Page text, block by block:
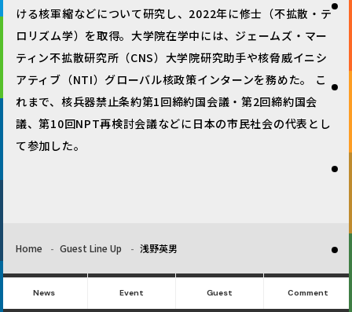
ける核軍縮などについて研究し、2022年に修士（不拡散・テ
ロリズム学）を取得。大学院在学中には、ジェームズ・マー
ティン不拡散研究所（CNS）大学院研究助手や核脅威イニシ
アティブ（NTI）グローバル核政策インターンを務めた。 こ
れまで、核兵器禁止条約第1回締約国会議・第2回締約国会
議、第10回NPT再検討会議などに日本の市民社会の代表とし
て参加した。
Home Guest Line Up 浅野英男
News Event Guest Comment